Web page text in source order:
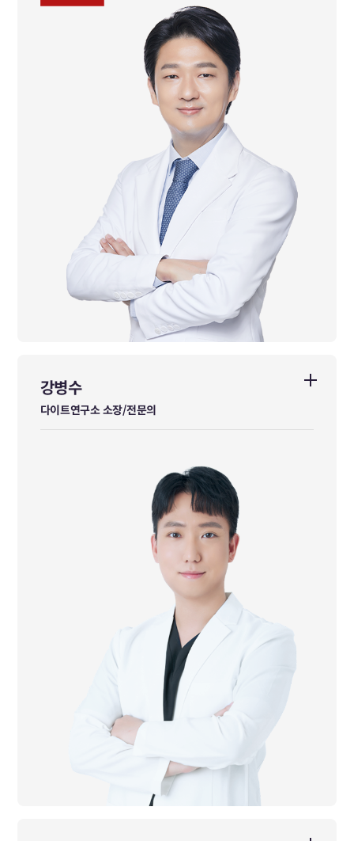
동국대학교대학원 한의학박사
동국대학교 한의과대학 졸업
경희대학교 한의과대학 외래교수
대한사격연맹 의무위원장
UNESCO-ICHEI 동아시아 국제 교육자문
강병수
다이트연구소 소장/전문의
강병수
다이트연구소 소장/전문의
한방안·이비인후·피부과 전문의
가천대학교 한의학과 학사 졸업
동신대학교 한의학과 석사 졸업
現 가천대학교 한의학과 피부외과 외래교수
現 한의약융합연구정보센터(KMCRIC) 정보제공자(IP)
前 춘천한방병원 일반수련의 수료
前 목동동신한방병원 전문수련의 수료
前 원주시 보건소 건강증진과 장애인 방문건강관리 공중보건의사
前 대한공중보건한의사협의회 대외협력이사
前 다이트한의원(서울점) 진료원장